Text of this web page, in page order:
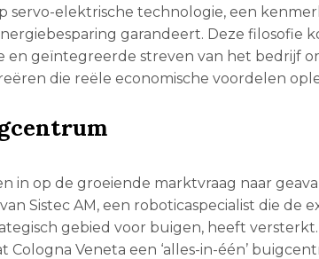
servo-elektrische technologie, een
garandeert. Deze filosofie
en geïntegreerde streven van het bedrijf
die reële economische voordelen
in op de groeiende marktvraag naar
Sistec AM, een roboticaspecialist die de
gebied voor buigen, heeft
Cologna Veneta een ‘alles-in-één’